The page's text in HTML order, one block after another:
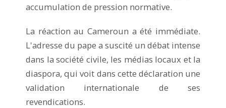
accumulation de pression normative.
La réaction au Cameroun a été immédiate.
L'adresse du pape a suscité un débat intense
dans la société civile, les médias locaux et la
diaspora, qui voit dans cette déclaration une
validation internationale de ses
revendications.